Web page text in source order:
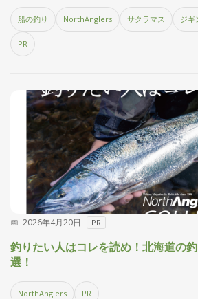
船の釣り NorthAnglers サクラマス ジギ
PR
2026年4月20日 PR
釣りたい人はコレを読め！北海道の
選！
NorthAnglers PR